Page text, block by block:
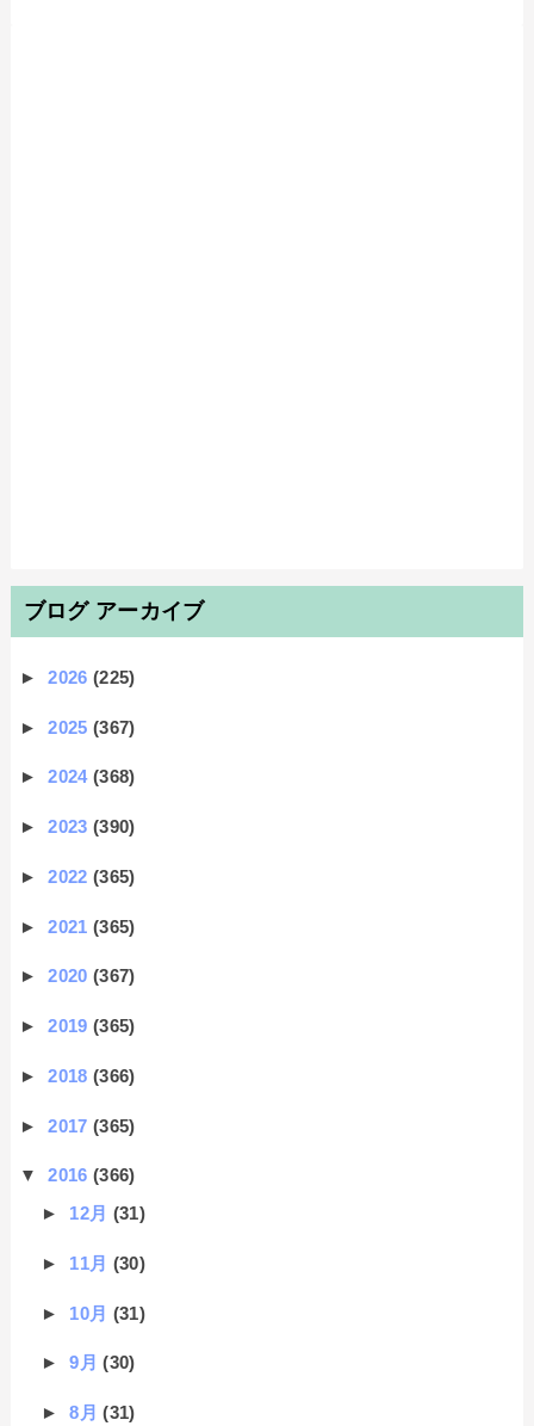
ブログ アーカイブ
►2026(225)
►2025(367)
►2024(368)
►2023(390)
►2022(365)
►2021(365)
►2020(367)
►2019(365)
►2018(366)
►2017(365)
▼2016(366)
► 12月 (31)
► 11月 (30)
► 10月 (31)
►9月(30)
►8月(31)